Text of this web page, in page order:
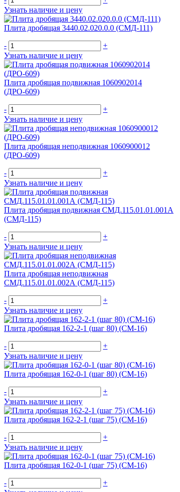
Узнать наличие и цену
Плита дробящая 3440.02.020.0.0 (СМД-111)
-
+
Узнать наличие и цену
Плита дробящая подвижная 1060902014
(ДРО-609)
-
+
Узнать наличие и цену
Плита дробящая неподвижная 1060900012
(ДРО-609)
-
+
Узнать наличие и цену
Плита дробящая подвижная СМД.115.01.01.001А
(СМД-115)
-
+
Узнать наличие и цену
Плита дробящая неподвижная
СМД.115.01.01.002А (СМД-115)
-
+
Узнать наличие и цену
Плита дробящая 162-2-1 (шаг 80) (СМ-16)
-
+
Узнать наличие и цену
Плита дробящая 162-0-1 (шаг 80) (СМ-16)
-
+
Узнать наличие и цену
Плита дробящая 162-2-1 (шаг 75) (СМ-16)
-
+
Узнать наличие и цену
Плита дробящая 162-0-1 (шаг 75) (СМ-16)
-
+